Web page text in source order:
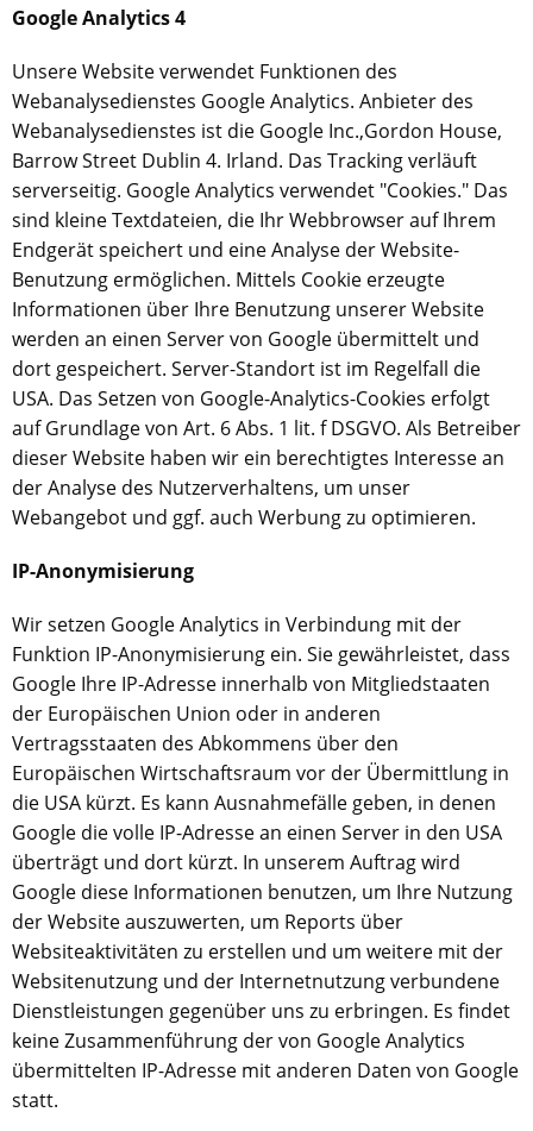
Google Analytics 4
Unsere Website verwendet Funktionen des
Webanalysedienstes Google Analytics. Anbieter des
Webanalysedienstes ist die Google Inc.,Gordon House,
Barrow Street Dublin 4. Irland. Das Tracking verläuft
serverseitig. Google Analytics verwendet "Cookies." Das
sind kleine Textdateien, die Ihr Webbrowser auf Ihrem
Endgerät speichert und eine Analyse der Website-
Benutzung ermöglichen. Mittels Cookie erzeugte
Informationen über Ihre Benutzung unserer Website
werden an einen Server von Google übermittelt und
dort gespeichert. Server-Standort ist im Regelfall die
USA. Das Setzen von Google-Analytics-Cookies erfolgt
auf Grundlage von Art. 6 Abs. 1 lit. f DSGVO. Als Betreiber
dieser Website haben wir ein berechtigtes Interesse an
der Analyse des Nutzerverhaltens, um unser
Webangebot und ggf. auch Werbung zu optimieren.
IP-Anonymisierung
Wir setzen Google Analytics in Verbindung mit der
Funktion IP-Anonymisierung ein. Sie gewährleistet, dass
Google Ihre IP-Adresse innerhalb von Mitgliedstaaten
der Europäischen Union oder in anderen
Vertragsstaaten des Abkommens über den
Europäischen Wirtschaftsraum vor der Übermittlung in
die USA kürzt. Es kann Ausnahmefälle geben, in denen
Google die volle IP-Adresse an einen Server in den USA
überträgt und dort kürzt. In unserem Auftrag wird
Google diese Informationen benutzen, um Ihre Nutzung
der Website auszuwerten, um Reports über
Websiteaktivitäten zu erstellen und um weitere mit der
Websitenutzung und der Internetnutzung verbundene
Dienstleistungen gegenüber uns zu erbringen. Es findet
keine Zusammenführung der von Google Analytics
übermittelten IP-Adresse mit anderen Daten von Google
statt.